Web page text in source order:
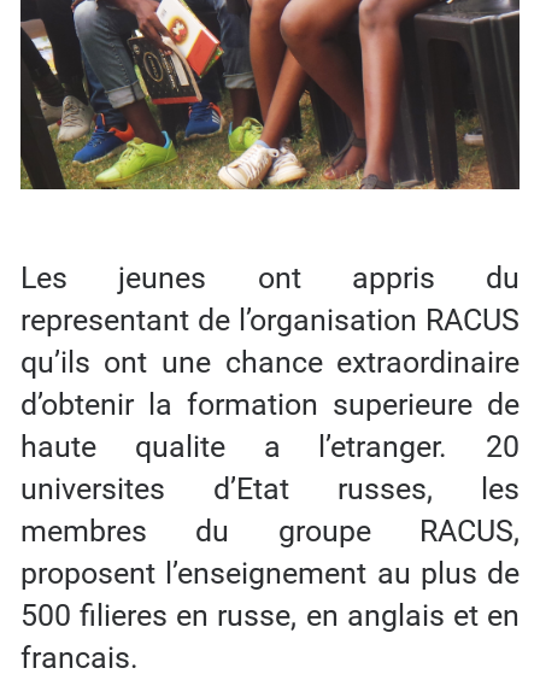
Les jeunes ont appris du
representant de l’organisation RACUS
qu’ils ont une chance extraordinaire
d’obtenir la formation superieure de
haute qualite a l’etranger. 20
universites d’Etat russes, les
membres du groupe RACUS,
proposent l’enseignement au plus de
500 filieres en russe, en anglais et en
francais.